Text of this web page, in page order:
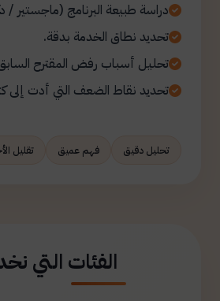
دراسة طبيعة البرنامج (ماجستير /
تحديد نطاق الخدمة بدقة.
تحليل أسباب رفض المقترح
تحديد نقاط الضعف التي أدت إلى
تحليل دقيق فهم عميق تقليل
الفئات التي